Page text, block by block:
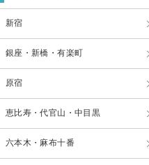
新宿
銀座・新橋・有楽町
原宿
恵比寿・代官山・中目黒
六本木・麻布十番